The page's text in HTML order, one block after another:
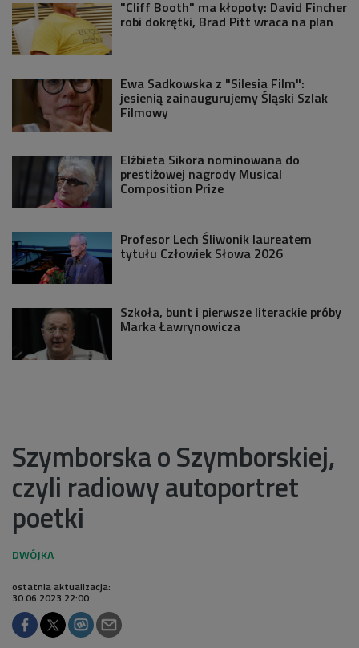
"Cliff Booth" ma kłopoty: David Fincher
robi dokrętki, Brad Pitt wraca na plan
Ewa Sadkowska z "Silesia Film":
jesienią zainaugurujemy Śląski Szlak
Filmowy
Elżbieta Sikora nominowana do
prestiżowej nagrody Musical
Composition Prize
Profesor Lech Śliwonik laureatem
tytułu Człowiek Słowa 2026
Szkoła, bunt i pierwsze literackie próby
Marka Ławrynowicza
Szymborska o Szymborskiej,
czyli radiowy autoportret
poetki
ostatnia aktualizacja:
30.06.2023 22:00